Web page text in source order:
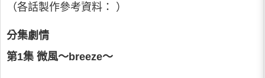
（各話製作參考資料： ）
分集劇情
第1集 微風～breeze～